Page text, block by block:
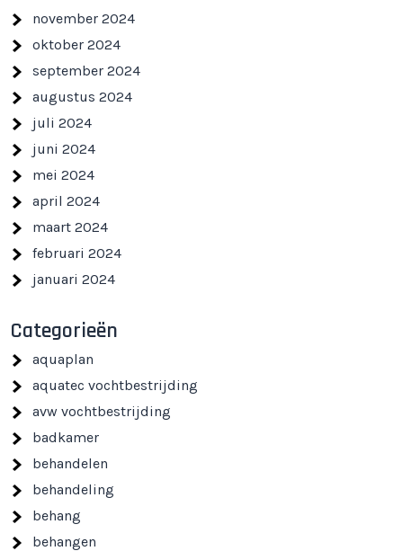
november 2024
oktober 2024
september 2024
augustus 2024
juli 2024
juni 2024
mei 2024
april 2024
maart 2024
februari 2024
januari 2024
Categorieën
aquaplan
aquatec vochtbestrijding
avw vochtbestrijding
badkamer
behandelen
behandeling
behang
behangen